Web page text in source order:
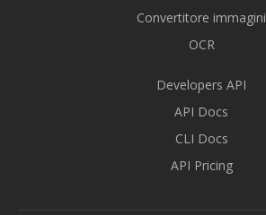
Convertitore immagini
OCR
Developers API
API Docs
CLI Docs
API Pricing